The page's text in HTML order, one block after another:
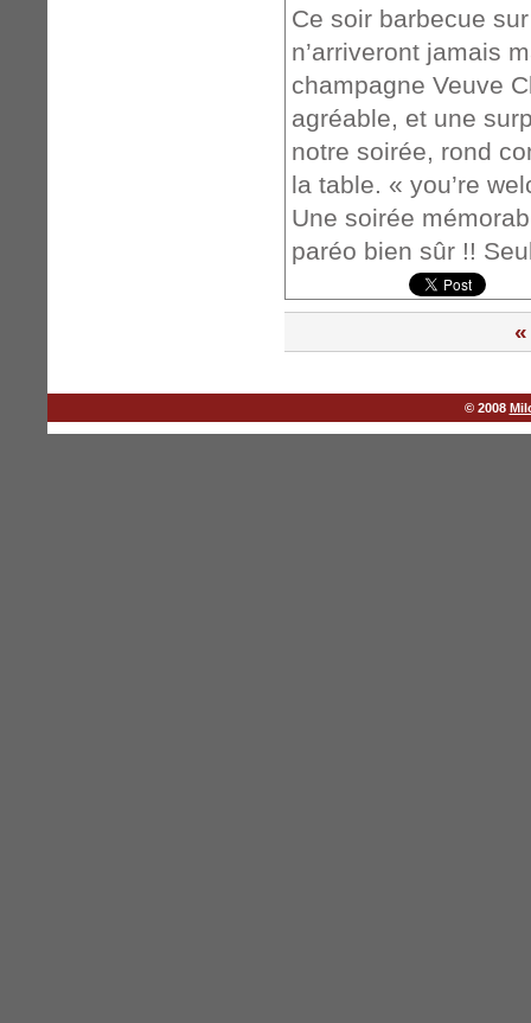
Ce soir barbecue
n’arriveront jamais
champagne Veuve
agréable, et une
notre soirée, rond
la table. « you’re
Une soirée
paréo bien sûr !!
© 2008